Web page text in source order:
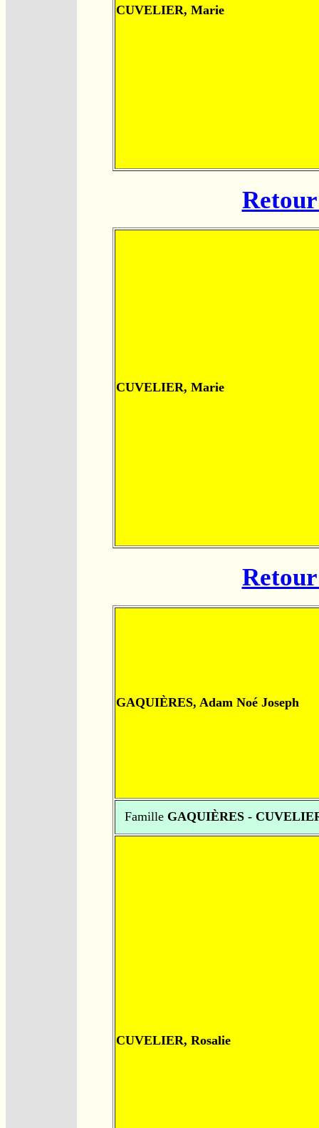
CUVELIER, Marie
CUVELIER, Marie
GAQUIÈRES, Adam Noé Joseph
Famille GAQUIÈRES -
CUVELIER, Rosalie